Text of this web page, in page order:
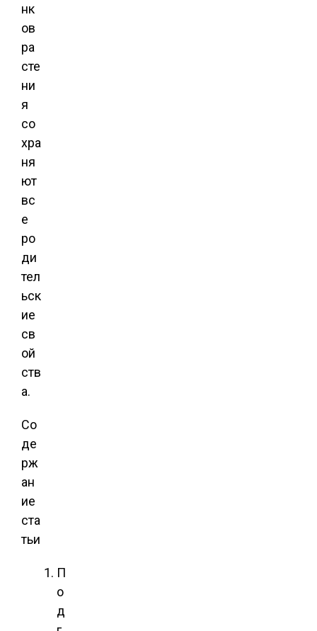
нк
ов
ра
сте
ни
я
со
хра
ня
ют
вс
е
ро
ди
тел
ьск
ие
св
ой
ств
а.
Со
де
рж
ан
ие
ста
тьи
П
о
д